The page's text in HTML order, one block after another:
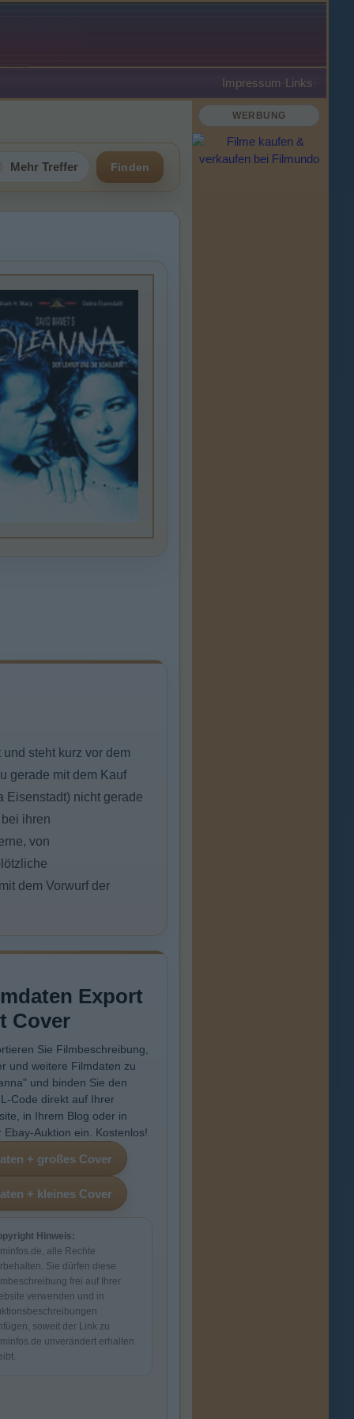
Impressum ·Links·
Mehr Treffer Finden
steht kurz vor dem
gerade mit dem Kauf
Eisenstadt) nicht gerade
ihren
von
dem Vorwurf der
Export
Cover
Sie Filmbeschreibung,
und weitere Filmdaten zu
und binden Sie den
Code direkt auf Ihrer
in Ihrem Blog oder in
Ebay-Auktion ein. Kostenlos!
Hinweis:
alle Rechte
Sie dürfen diese
frei auf Ihrer
verwenden und in
soweit der Link zu
unverändert erhalten
WERBUNG